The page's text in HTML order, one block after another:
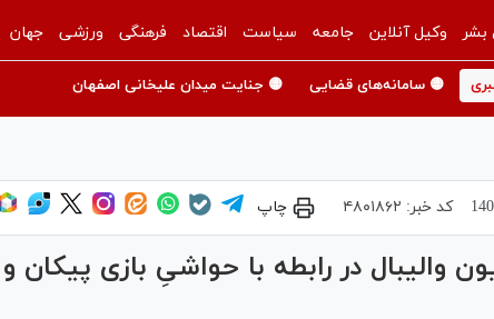
بشر وکیل آنلاین جامعه سیاست اقتصاد فرهنگی ورزشی جهان
🟡 سامانه‌های قضایی 🟡 جنایت میدان علیخانی اصفهان
کد خبر: ۴۸۰۱۸۶۲ چاپ
والیبال در رابطه با حواشیِ بازی پیکان و